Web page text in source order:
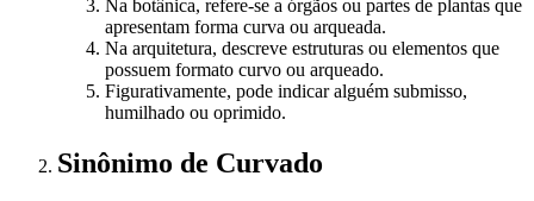
Na botânica, refere-se a órgãos ou partes de plantas que
apresentam forma curva ou arqueada.
Na arquitetura, descreve estruturas ou elementos que
possuem formato curvo ou arqueado.
Figurativamente, pode indicar alguém submisso,
humilhado ou oprimido.
Sinônimo de Curvado